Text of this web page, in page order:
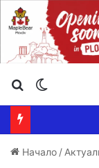
Търсене ...
Начало /